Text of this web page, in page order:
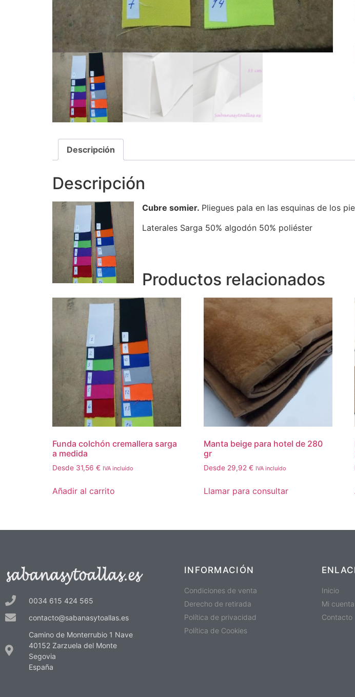
Descripción
Descripción
Cubre somier. Pliegues pala en las esquinas de los
Laterales Sarga 50% algodón 50% poliéster
Productos relacionados
Funda colchón cremallera sarga
a medida
Desde 31,56 € IVA incluído
Añadir al carrito
Manta beige para hotel de 280
gr
Desde 29,92 € IVA incluído
Llamar para consultar
0034 615 424 565
contacto@sabanasytoallas.es
Camino de Monterrubio 1 Nave
40152 Zarzuela del Monte
Segovia
España
INFORMACIÓN
Condiciones de venta
Derecho de retirada
Política de privacidad
Política de Cookies
Inicio
Mi cuenta
Contacto